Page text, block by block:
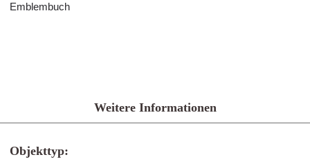
Emblembuch
Weitere Informationen
Objekttyp: